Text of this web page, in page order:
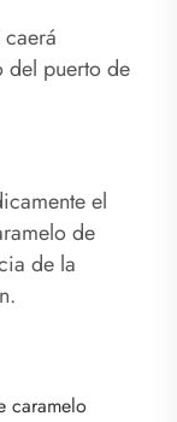
del puerto de
el
de
de la
caramelo